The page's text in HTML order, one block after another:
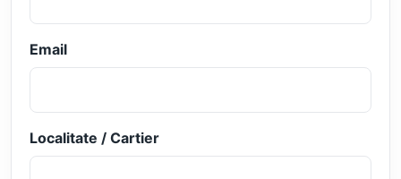
Email
Localitate / Cartier